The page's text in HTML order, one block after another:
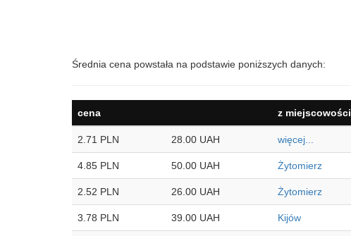
Średnia cena powstała na podstawie poniższych danych:
cena z miejscowości
2.71 PLN 28.00 UAH więcej...
4.85 PLN 50.00 UAH Żytomierz
2.52 PLN 26.00 UAH Żytomierz
3.78 PLN 39.00 UAH Kijów